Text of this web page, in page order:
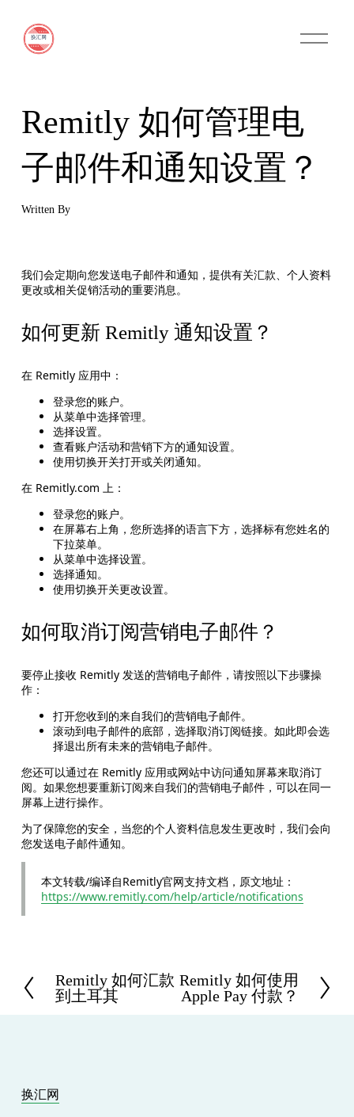
O
p
Remitly 如何管理电
子邮件和通知设置？
Written By
我们会定期向您发送电子邮件和通知，提供有关汇款、个人资料
更改或相关促销活动的重要消息。
如何更新 Remitly 通知设置？
在 Remitly 应用中：
登录您的账户。
从菜单中选择管理。
选择设置。
查看账户活动和营销下方的通知设置。
使用切换开关打开或关闭通知。
在 Remitly.com 上：
登录您的账户。
在屏幕右上角，您所选择的语言下方，选择标有您姓名的
下拉菜单。
从菜单中选择设置。
选择通知。
使用切换开关更改设置。
如何取消订阅营销电子邮件？
要停止接收 Remitly 发送的营销电子邮件，请按照以下步骤操
作：
打开您收到的来自我们的营销电子邮件。
滚动到电子邮件的底部，选择取消订阅链接。如此即会选
择退出所有未来的营销电子邮件。
您还可以通过在 Remitly 应用或网站中访问通知屏幕来取消订
阅。如果您想要重新订阅来自我们的营销电子邮件，可以在同一
屏幕上进行操作。
为了保障您的安全，当您的个人资料信息发生更改时，我们会向
您发送电子邮件通知。
本文转载/编译自Remitly官网支持文档，原文地址：
https://www.remitly.com/help/article/notifications
P
r
Remitly 如何汇款
到土耳其
N
Remitly 如何使用
Apple Pay 付款？
换汇网